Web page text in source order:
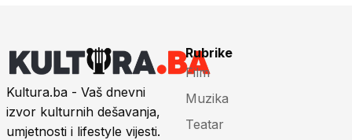
Kultura.ba - Vaš dnevni
izvor kulturnih dešavanja,
umjetnosti i lifestyle vijesti.
Rubrike
Film
Muzika
Teatar